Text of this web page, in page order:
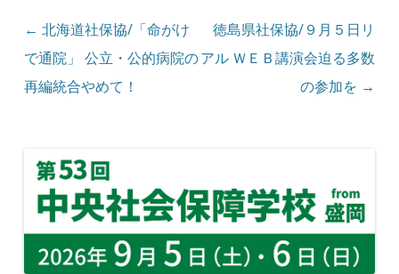
投稿ナビゲーション
← 北海道社保協/「命がけ
で通院」 公立・公的病院の
再編統合やめて！
徳島県社保協/９月５日リ
アル ＷＥＢ講演会迫る多数
の参加を →